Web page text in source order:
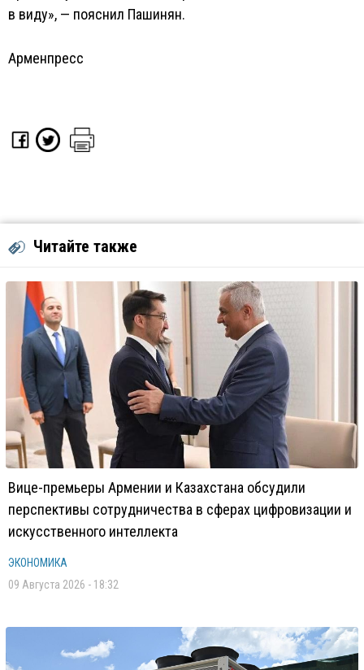
в виду», — пояснил Пашинян.
Арменпресс
Читайте также
Вице-премьеры Армении и Казахстана обсудили
перспективы сотрудничества в сферах цифровизации и
искусственного интеллекта
ЭКОНОМИКА
09 Августа 2026 - 18:32